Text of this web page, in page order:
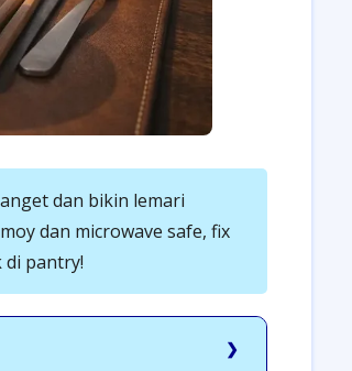
dan bikin lemari
dan microwave safe, fix
pantry!